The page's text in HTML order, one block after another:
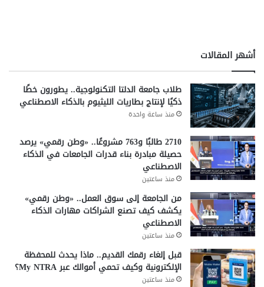
أشهر المقالات
طلاب جامعة الدلتا التكنولوجية.. يطورون خطًا
ذكيًا لإنتاج بطاريات الليثيوم بالذكاء الاصطناعي
منذ ساعة واحدة
2710 طالبًا و763 مشروعًا.. «وطن رقمي» يرصد
حصيلة مبادرة بناء قدرات الجامعات في الذكاء
الاصطناعي
منذ ساعتين
من الجامعة إلى سوق العمل.. «وطن رقمي»
يكشف كيف تصنع الشراكات مهارات الذكاء
الاصطناعي
منذ ساعتين
قبل إلغاء رقمك القديم.. ماذا يحدث للمحفظة
الإلكترونية وكيف تحمي أموالك عبر My NTRA؟
منذ ساعتين